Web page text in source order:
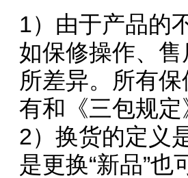
1）由于产品的
如保修操作、
所差异。所有
有和《三包规
2）换货的定义
是更换“新品”也